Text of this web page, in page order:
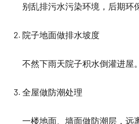
别乱排污水污染环境，后期环
院子地面做排水坡度
不然下雨天院子积水倒灌进屋。
全屋做防潮处理
一楼地面、墙面做防潮层，远